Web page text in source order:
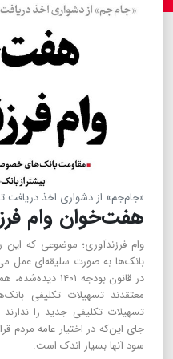
«جام‌جم» از دشواری اخذ دریافت
هفت‌خوان وام
وام فرزندآوری؛ موضوعی که
بانک‌ها به صورت سلیقه‌ای عمل
در قانون بودجه
معتقدند تسهیلات تکلیفی
تسهیلات تکلیفی جدید را
جای این‌که در اختیار عامه مردم
سود آنها بسیار اندک است.